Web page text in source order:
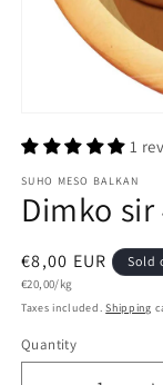
media
1
modal
1
SUHO MESO BALKAN
Dimko
Regular
price
€8,00 EUR
Unit
€20,00/kg
Sold
Taxes included.Shipping
Quantity
Quantity